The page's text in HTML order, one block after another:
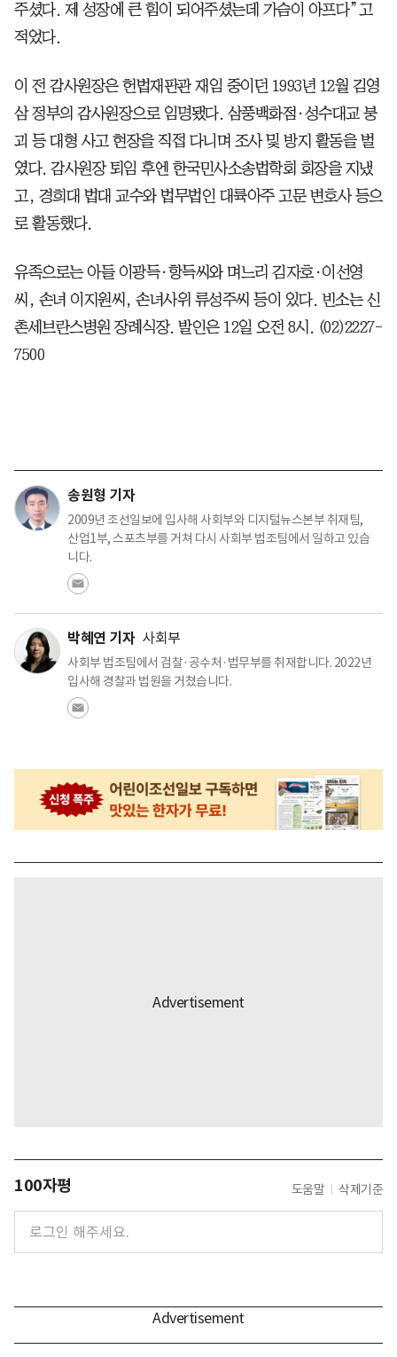
주셨다. 제 성장에 큰 힘이 되어주셨는데 가슴이 아프다”고
적었다.
이 전 감사원장은 헌법재판관 재임 중이던 1993년 12월 김영
삼 정부의 감사원장으로 임명됐다. 삼풍백화점·성수대교 붕
괴 등 대형 사고 현장을 직접 다니며 조사 및 방지 활동을 벌
였다. 감사원장 퇴임 후엔 한국민사소송법학회 회장을 지냈
고, 경희대 법대 교수와 법무법인 대륙아주 고문 변호사 등으
로 활동했다.
유족으로는 아들 이광득·항득씨와 며느리 김자호·이선영
씨, 손녀 이지원씨, 손녀사위 류성주씨 등이 있다. 빈소는 신
촌세브란스병원 장례식장. 발인은 12일 오전 8시. (02)2227-
7500
송원형 기자
2009년 조선일보에 입사해 사회부와 디지털뉴스본부 취재팀,
산업1부, 스포츠부를 거쳐 다시 사회부 법조팀에서 일하고 있습
니다.
박혜연 기자 사회부
사회부 법조팀에서 검찰·공수처·법무부를 취재합니다. 2022년
입사해 경찰과 법원을 거쳤습니다.
100자평 도움말 삭제기준